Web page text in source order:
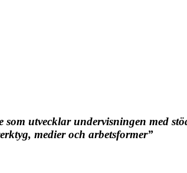
utvecklar undervisningen med
medier och arbetsformer”